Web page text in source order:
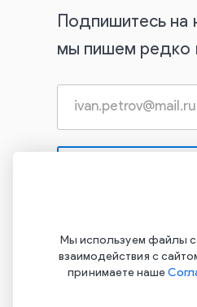
Подпишитесь на
мы пишем редко
Нажимая на эту
обработку своих
соглашаетесь с
конфиденциальности
Мы используем файлы
взаимодействия с
принимаете наше